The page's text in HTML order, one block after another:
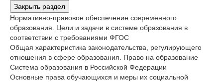
Закрыть раздел
Нормативно-правовое обеспечение современного
образования. Цели и задачи в системе образования в
соответствии с требованиями ФГОС
Общая характеристика законодательства, регулирующего
отношения в сфере образования. Право на образование
Система образования в Российской Федерации
Основные права обучающихся и меры их социальной